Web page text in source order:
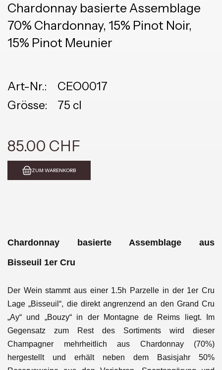
Chardonnay basierte Assemblage
70% Chardonnay, 15% Pinot Noir,
15% Pinot Meunier
Art-Nr.:
CEO0017
Grösse:
75 cl
85.00 CHF
ZUM WARENKORB
Chardonnay basierte Assemblage aus
Bisseuil 1er Cru
Der Wein stammt aus einer 1.5h Parzelle in der 1er Cru
Lage „Bisseuil“, die direkt angrenzend an den Grand Cru
„Ay“ und „Bouzy“ in der Montagne de Reims liegt. Im
Gegensatz zum Rest des Sortiments wird dieser
Champagner mehrheitlich aus Chardonnay (70%)
hergestellt und erhält neben dem Basisjahr 50%